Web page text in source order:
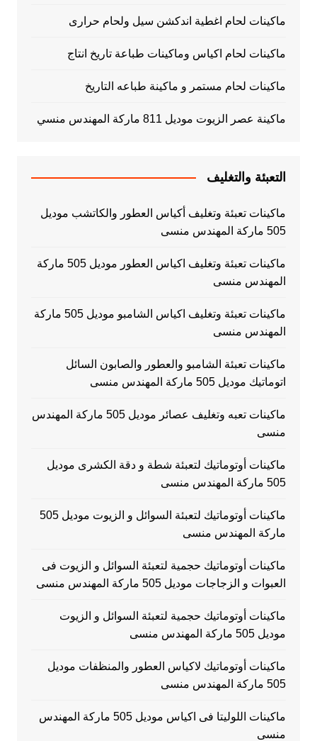
ماكينات لحام اغطية اندكشن سيل ولحام حرارى
ماكينات لحام اكياس وماكينات طباعة تاريخ انتاج
ماكينات لحام مستمر و ماكينة طباعه التاريخ
ماكينة عصر الزيوت موديل 811 ماركة المهندس منسي
التعبئة والتغليف
ماكينات تعبئة وتغليف أكياس العطور والكاتشب موديل
505 ماركة المهندس منسى
ماكينات تعبئة وتغليف اكياس العطور موديل 505 ماركة
المهندس منسى
ماكينات تعبئة وتغليف اكياس الشامبو موديل 505 ماركة
المهندس منسى
ماكينات تعبئة الشامبو والعطور والصابون السائل
اتوماتيك موديل 505 ماركة المهندس منسى
ماكينات تعبه وتغليف عصائر موديل 505 ماركة المهندس
منسى
ماكينات أوتوماتيك لتعبئة شطة و دقة الكشرى موديل
505 ماركة المهندس منسى
ماكينات أوتوماتيك لتعبئة السوائل و الزيوت موديل 505
ماركة المهندس منسى
ماكينات أوتوماتيك حجمية لتعبئة السوائل و الزيوت فى
العبوات و الزجاجات موديل 505 ماركة المهندس منسى
ماكينات أوتوماتيك حجمية لتعبئة السوائل و الزيوت
موديل 505 ماركة المهندس منسى
ماكينات أوتوماتيك لاكياس العطور والمنظفات موديل
505 ماركة المهندس منسى
ماكينات اللوليتا فى اكياس موديل 505 ماركة المهندس
منسى